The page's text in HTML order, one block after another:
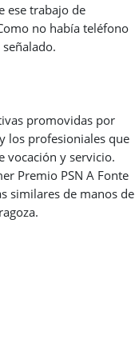
ese trabajo de
no había teléfono
promovidas por
los profesioniales que
vocación y servicio.
Premio PSN A Fonte
similares de manos de